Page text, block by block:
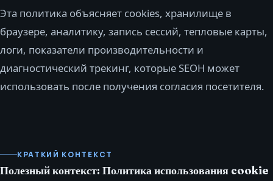
Эта политика объясняет cookies, хранилище в
браузере, аналитику, запись сессий, тепловые карты,
логи, показатели производительности и
диагностический трекинг, которые SEOH может
использовать после получения согласия посетителя.
КРАТКИЙ КОНТЕКСТ
Полезный контекст: Политика использования cookie